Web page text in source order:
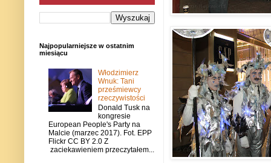
Najpopularniejsze w ostatnim
miesiącu
Włodzimierz
Wnuk: Tani
prześmiewcy
rzeczywistości
Donald Tusk na
kongresie
European People's Party na
Malcie (marzec 2017). Fot. EPP
Flickr CC BY 2.0 Z
zaciekawieniem przeczytałem...